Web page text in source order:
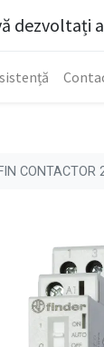
dezvoltați
FIN